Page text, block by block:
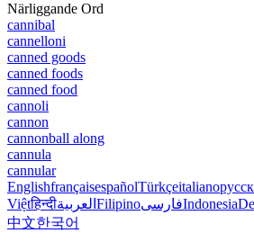
Närliggande Ord
cannibal
cannelloni
canned goods
canned foods
canned food
cannoli
cannon
cannonball along
cannula
cannular
EnglishfrançaisespañolTürkçeitaliano
Việtहिन्दीالعربية FilipinoفارسیIndonesia
中文한국어